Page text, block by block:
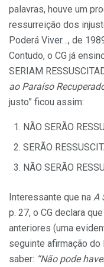
palavras, houve um
ressurreição dos
Poderá Viver…, de
Contudo, o CG já
SERIAM
ao Paraíso
justo” ficou assim:
NÃO SERÃO
SERÃO
NÃO SERÃO
Interessante que na A
p. 27, o CG declara
anteriores (uma
seguinte afirmação do
saber: “Não pode